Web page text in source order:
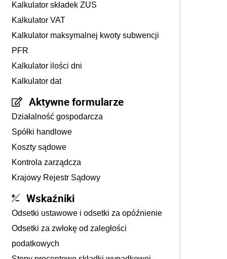
Kalkulator składek ZUS
Kalkulator VAT
Kalkulator maksymalnej kwoty subwencji
PFR
Kalkulator ilości dni
Kalkulator dat
Aktywne formularze
Działalność gospodarcza
Spółki handlowe
Koszty sądowe
Kontrola zarządcza
Krajowy Rejestr Sądowy
Wskaźniki
Odsetki ustawowe i odsetki za opóźnienie
Odsetki za zwłokę od zaległości
podatkowych